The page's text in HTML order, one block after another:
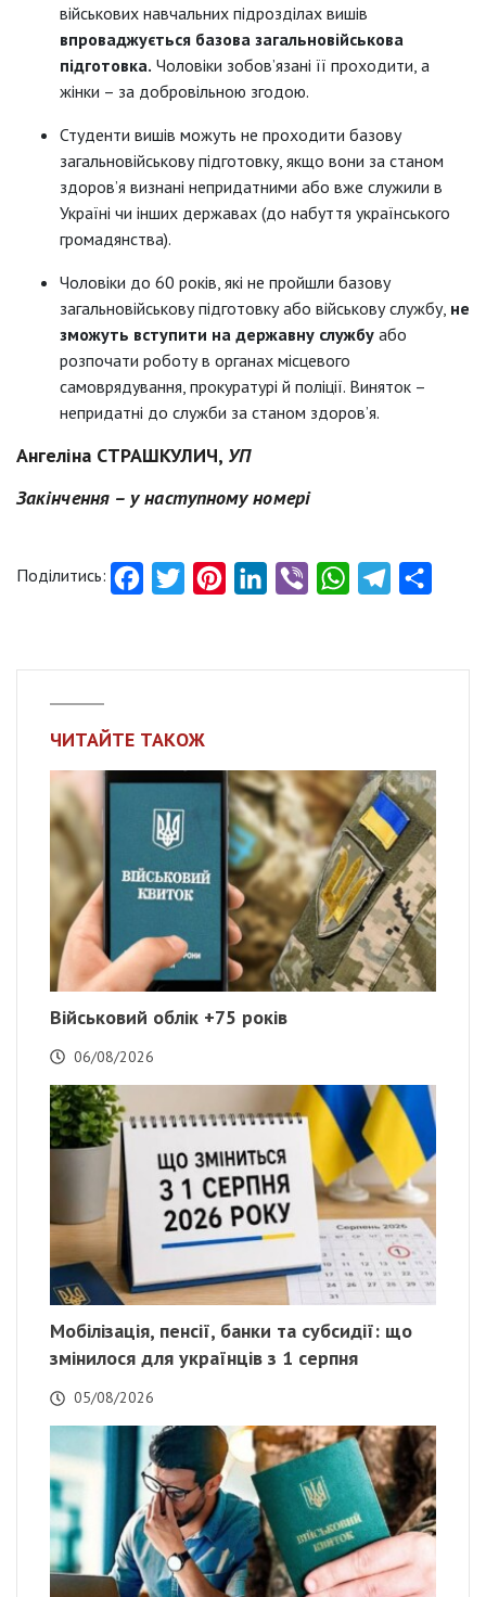
військових навчальних підрозділах вишів
впроваджується базова загальновійськова
підготовка. Чоловіки зобов’язані її проходити, а
жінки – за добровільною згодою.
Студенти вишів можуть не проходити базову
загальновійськову підготовку, якщо вони за станом
здоров’я визнані непридатними або вже служили в
Україні чи інших державах (до набуття українського
громадянства).
Чоловіки до 60 років, які не пройшли базову
загальновійськову підготовку або військову службу, не
зможуть вступити на державну службу або
розпочати роботу в органах місцевого
самоврядування, прокуратурі й поліції. Виняток –
непридатні до служби за станом здоров’я.
Ангеліна СТРАШКУЛИЧ, УП
Закінчення – у наступному номері
Поділитись: FacebookTwitter PinterestLinkedInViber WhatsAppTelegram
ЧИТАЙТЕ ТАКОЖ
Військовий облік +75 років
06/08/2026
Мобілізація, пенсії, банки та субсидії: що
змінилося для українців з 1 серпня
05/08/2026